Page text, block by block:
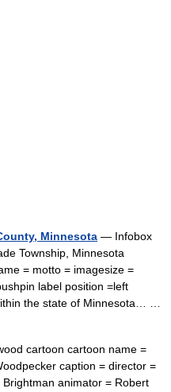
Minnesota — Infobox
Township, Minnesota
= motto = imagesize =
label position =left
the state of Minnesota… …
cartoon cartoon name =
caption = director =
animator = Robert